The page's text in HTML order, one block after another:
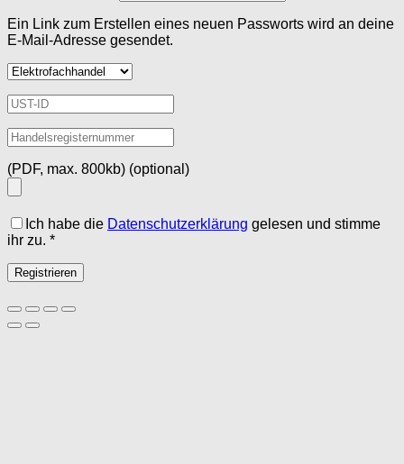
Ein Link zum Erstellen eines neuen Passworts wird an deine
E-Mail-Adresse gesendet.
(PDF, max. 800kb) (optional)
Ich habe die Datenschutzerklärung gelesen und stimme
ihr zu. *
Registrieren